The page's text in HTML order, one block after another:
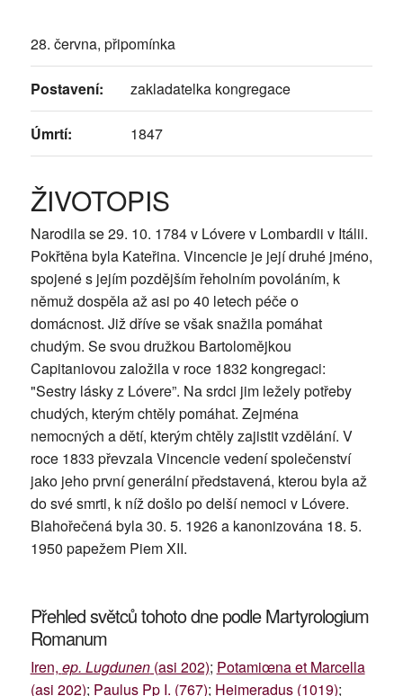
28. června, připomínka
Postavení: zakladatelka kongregace
Úmrtí: 1847
ŽIVOTOPIS
Narodila se 29. 10. 1784 v Lóvere v Lombardii v Itálii.
Pokřtěna byla Kateřina. Vincencie je její druhé jméno,
spojené s jejím pozdějším řeholním povoláním, k
němuž dospěla až asi po 40 letech péče o
domácnost. Již dříve se však snažila pomáhat
chudým. Se svou družkou Bartolomějkou
Capitaniovou založila v roce 1832 kongregaci:
"Sestry lásky z Lóvere”. Na srdci jim ležely potřeby
chudých, kterým chtěly pomáhat. Zejména
nemocných a dětí, kterým chtěly zajistit vzdělání. V
roce 1833 převzala Vincencie vedení společenství
jako jeho první generální představená, kterou byla až
do své smrti, k níž došlo po delší nemoci v Lóvere.
Blahořečená byla 30. 5. 1926 a kanonizována 18. 5.
1950 papežem Piem XII.
Přehled světců tohoto dne podle Martyrologium
Romanum
Iren, ep. Lugdunen(asi 202); Potamiœna et Marcella
(asi 202); Paulus Pp I. (767); Heimeradus (1019);